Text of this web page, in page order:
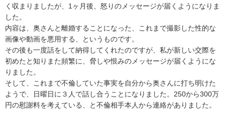
く収まりましたが、1ヶ月後、怒りのメッセージが届くようになりま
した。
内容は、奥さんと離婚することになった、これまで撮影した性的な
画像や動画を悪用する、というものです。
その後も一度話をして納得してくれたのですが、私が新しい交際を
初めたと知りまた頻繁に、脅しや恨みのメッセージが届くようにな
りました。
そして、これまで不倫していた事実を自分から奥さんに打ち明けた
ようで、日曜日に３人で話し合うことになりました。250から300万
円の慰謝料を考えている、と不倫相手本人から連絡がありました。